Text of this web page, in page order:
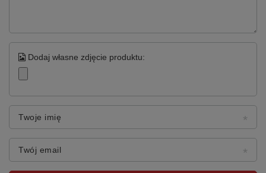
Dodaj własne zdjęcie produktu:
Twoje imię
Twój email